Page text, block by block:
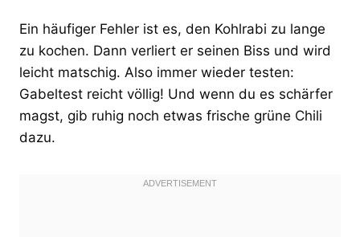
Ein häufiger Fehler ist es, den Kohlrabi zu lange
zu kochen. Dann verliert er seinen Biss und wird
leicht matschig. Also immer wieder testen:
Gabeltest reicht völlig! Und wenn du es schärfer
magst, gib ruhig noch etwas frische grüne Chili
dazu.